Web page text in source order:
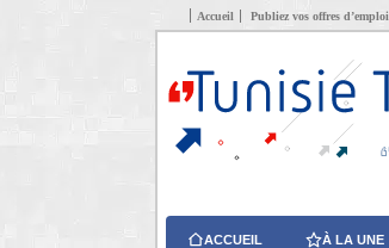
Accueil Publiez vos offres d’emploi
ACCUEIL À LA UNE